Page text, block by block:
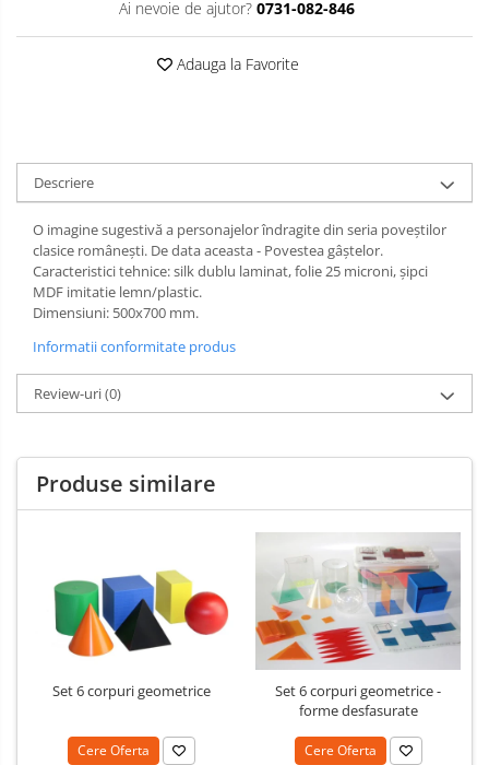
Flipchart-uri si Rezerve
Ai nevoie de ajutor? 0731-082-846
Adauga la Favorite
Descriere
O imagine sugestivă a personajelor îndragite din seria poveștilor
clasice românești. De data aceasta - Povestea gâştelor.
Caracteristici tehnice: silk dublu laminat, folie 25 microni, şipci
MDF imitatie lemn/plastic.
Dimensiuni: 500x700 mm.
Informatii conformitate produs
Review-uri(0)
Produse similare
Set 6 corpuri geometrice
Cere Oferta
Set 6 corpuri geometrice -
forme desfasurate
Cere Oferta